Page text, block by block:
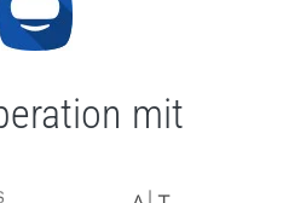
mit